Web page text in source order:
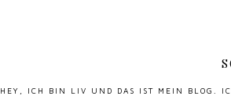
HEY, ICH BIN LIV UND DAS IST MEIN BLOG.